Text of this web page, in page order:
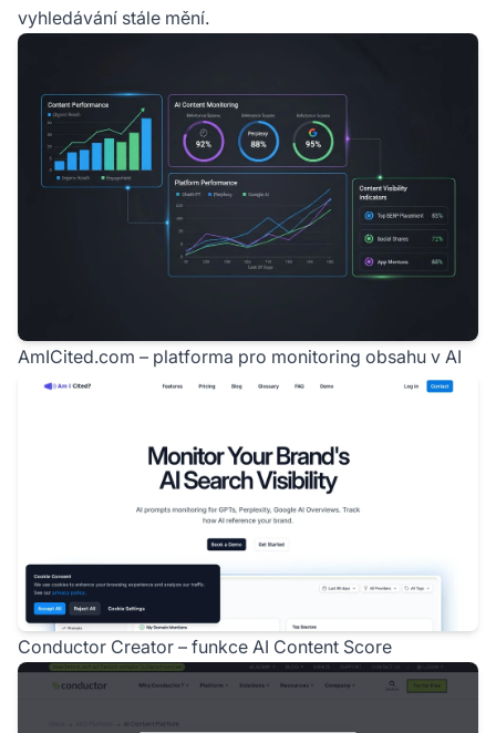
vyhledávání stále mění.
AmICited.com – platforma pro monitoring obsahu v AI
Conductor Creator – funkce AI Content Score